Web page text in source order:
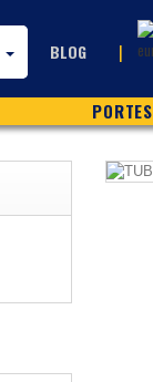
BLOG |